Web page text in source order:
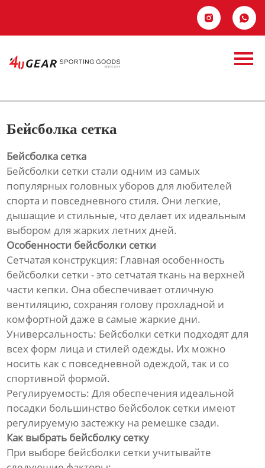
 
Контакты
Бейсболка сетка
Бейсболка сетка
Бейсболка сетка
Бейсболки сетки стали одним из самых
популярных головных уборов для любителей
спорта и повседневного стиля. Они легкие,
дышащие и стильные, что делает их идеальным
выбором для жарких летних дней.
Особенности бейсболки сетки
Сетчатая конструкция: Главная особенность
бейсболки сетки - это сетчатая ткань на верхней
части кепки. Она обеспечивает отличную
вентиляцию, сохраняя голову прохладной и
комфортной даже в самые жаркие дни.
Универсальность: Бейсболки сетки подходят для
всех форм лица и стилей одежды. Их можно
носить как с повседневной одеждой, так и со
спортивной формой.
Регулируемость: Для обеспечения идеальной
посадки большинство бейсболок сетки имеют
регулируемую застежку на ремешке сзади.
Как выбрать бейсболку сетку
При выборе бейсболки сетки учитывайте